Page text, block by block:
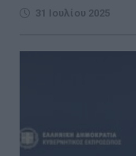
31 Ιουλίου 2025